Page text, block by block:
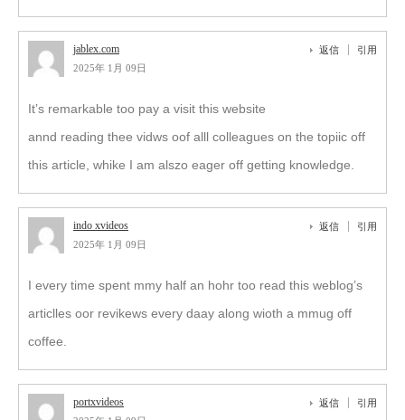
jablex.com
2025年 1月 09日
返信 引用
It’s remarkable too pay a visit this website
annd reading thee vidws oof alll colleagues on the topiic off
this article, whike I am alszo eager off getting knowledge.
indo xvideos
2025年 1月 09日
返信 引用
I every time spent mmy half an hohr too read this weblog’s
articlles oor revikews every daay along wioth a mmug off
coffee.
portxvideos 返信 引用